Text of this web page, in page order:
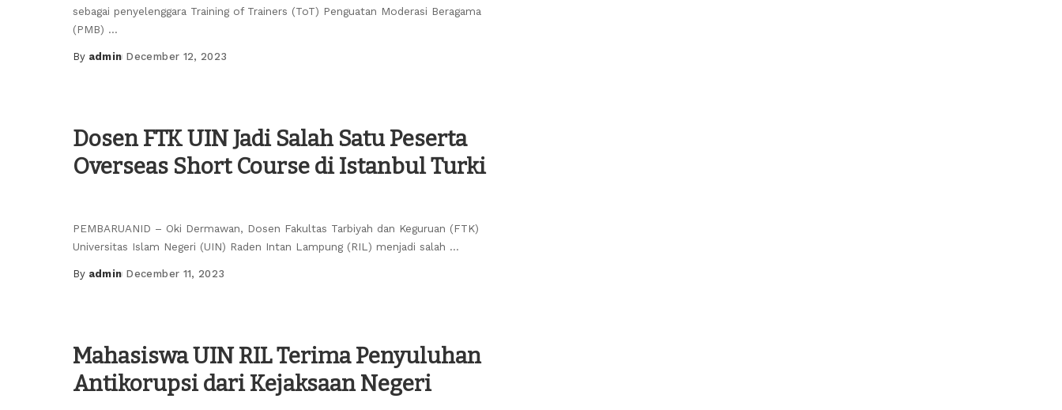
sebagai penyelenggara Training of Trainers (ToT) Penguatan Moderasi Beragama
(PMB) ...
Posted
By admin December 12, 2023
Dosen FTK UIN Jadi Salah Satu Peserta
Overseas Short Course di Istanbul Turki
PEMBARUANID – Oki Dermawan, Dosen Fakultas Tarbiyah dan Keguruan (FTK)
Universitas Islam Negeri (UIN) Raden Intan Lampung (RIL) menjadi salah ...
Posted
By admin December 11, 2023
Mahasiswa UIN RIL Terima Penyuluhan
Antikorupsi dari Kejaksaan Negeri